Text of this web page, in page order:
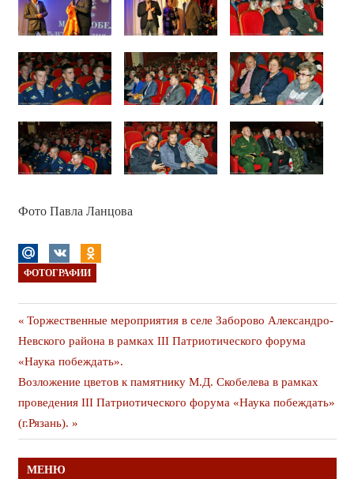
Фото Павла Ланцова
ФОТОГРАФИИ
Навигация
по
записям
Предыдущая
публикация
Торжественные мероприятия в селе Заборово Александро-
Невского района в рамках III Патриотического форума
«Наука побеждать».
Следующая
публикация
Возложение цветов к памятнику М.Д. Скобелева в рамках
проведения III Патриотического форума «Наука побеждать»
(г.Рязань).
МЕНЮ